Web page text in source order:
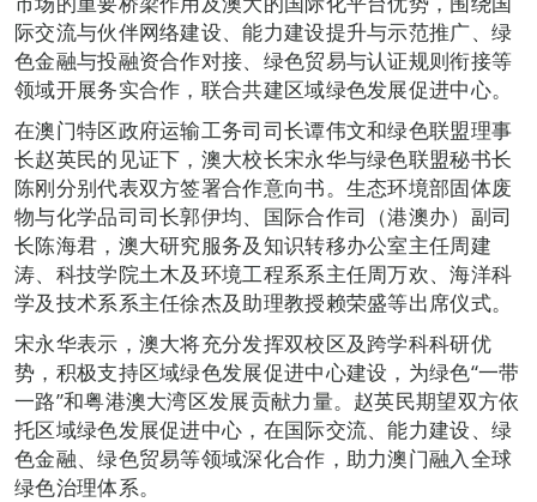
际交流与伙伴网络建设、能力建设提升与示范推广、绿
色金融与投融资合作对接、绿色贸易与认证规则衔接等
领域开展务实合作，联合共建区域绿色发展促进中心。
在澳门特区政府运输工务司司长谭伟文和绿色联盟理事
长赵英民的见证下，澳大校长宋永华与绿色联盟秘书长
陈刚分别代表双方签署合作意向书。生态环境部固体废
物与化学品司司长郭伊均、国际合作司（港澳办）副司
长陈海君，澳大研究服务及知识转移办公室主任周建
涛、科技学院土木及环境工程系系主任周万欢、海洋科
学及技术系系主任徐杰及助理教授赖荣盛等出席仪式。
宋永华表示，澳大将充分发挥双校区及跨学科科研优
势，积极支持区域绿色发展促进中心建设，为绿色“一带
一路”和粤港澳大湾区发展贡献力量。赵英民期望双方依
托区域绿色发展促进中心，在国际交流、能力建设、绿
色金融、绿色贸易等领域深化合作，助力澳门融入全球
绿色治理体系。